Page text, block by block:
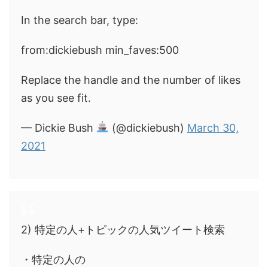
In the search bar, type:
from:dickiebush min_faves:500
Replace the handle and the number of likes
as you see fit.
— Dickie Bush (@dickiebush) March 30,
2021
2) 特定の人+トピックの人気ツイート検索
・特定の人の